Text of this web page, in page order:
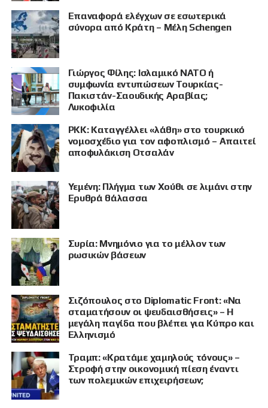
ΠΡΟΒΟΛΗ
Επαναφορά ελέγχων σε εσωτερικά
σύνορα από Κράτη – Μέλη Schengen
Γιώργος Φίλης: Ισλαμικό ΝΑΤΟ ή
συμφωνία εντυπώσεων Τουρκίας-
Πακιστάν-Σαουδικής Αραβίας;
Λυκοφιλία
PKK: Καταγγέλλει «λάθη» στο τουρκικό
νομοσχέδιο για τον αφοπλισμό – Απαιτεί
αποφυλάκιση Οτσαλάν
Υεμένη: Πλήγμα των Χούθι σε λιμάνι στην
Ερυθρά θάλασσα
Συρία: Μνημόνιο για το μέλλον των
ρωσικών βάσεων
Σιζόπουλος στο Diplomatic Front: «Να
σταματήσουν οι ψευδαισθήσεις» – Η
μεγάλη παγίδα που βλέπει για Κύπρο και
Ελληνισμό
Τραμπ: «Κρατάμε χαμηλούς τόνους» –
Στροφή στην οικονομική πίεση έναντι
των πολεμικών επιχειρήσεων;